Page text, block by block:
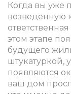
Когда вы уже
возведенную
ответственная
этом этапе
будущего
штукатуркой,
появляются
ваш дом